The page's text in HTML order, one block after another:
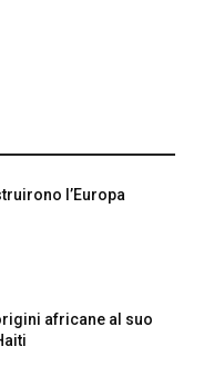
l’Europa
africane al suo